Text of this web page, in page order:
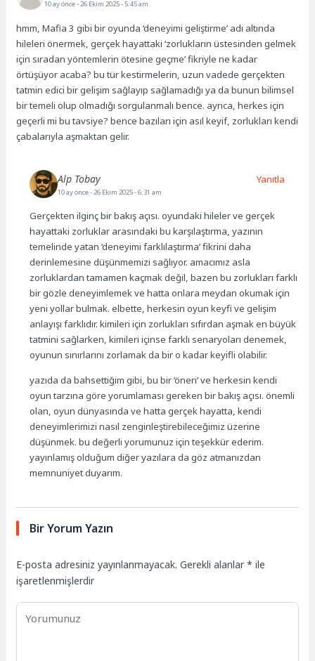
10 ay önce- 26 Ekim 2025 - 5:45 am
hmm, Mafia 3 gibi bir oyunda ‘deneyimi geliştirme’ adı altında
hileleri önermek, gerçek hayattaki ‘zorlukların üstesinden gelmek
için sıradan yöntemlerin ötesine geçme’ fikriyle ne kadar
örtüşüyor acaba? bu tür kestirmelerin, uzun vadede gerçekten
tatmin edici bir gelişim sağlayıp sağlamadığı ya da bunun bilimsel
bir temeli olup olmadığı sorgulanmalı bence. ayrıca, herkes için
geçerli mi bu tavsiye? bence bazıları için asıl keyif, zorlukları kendi
çabalarıyla aşmaktan gelir.
Alp Tobay
10 ay önce- 26 Ekim 2025 - 6:31 am
Gerçekten ilginç bir bakış açısı. oyundaki hileler ve gerçek
hayattaki zorluklar arasındaki bu karşılaştırma, yazının
temelinde yatan ‘deneyimi farklılaştırma’ fikrini daha
derinlemesine düşünmemizi sağlıyor. amacımız asla
zorluklardan tamamen kaçmak değil, bazen bu zorlukları farklı
bir gözle deneyimlemek ve hatta onlara meydan okumak için
yeni yollar bulmak. elbette, herkesin oyun keyfi ve gelişim
anlayışı farklıdır. kimileri için zorlukları sıfırdan aşmak en büyük
tatmini sağlarken, kimileri içinse farklı senaryoları denemek,
oyunun sınırlarını zorlamak da bir o kadar keyifli olabilir.
yazıda da bahsettiğim gibi, bu bir ‘öneri’ ve herkesin kendi
oyun tarzına göre yorumlaması gereken bir bakış açısı. önemli
olan, oyun dünyasında ve hatta gerçek hayatta, kendi
deneyimlerimizi nasıl zenginleştirebileceğimiz üzerine
düşünmek. bu değerli yorumunuz için teşekkür ederim.
yayınlamış olduğum diğer yazılara da göz atmanızdan
memnuniyet duyarım.
Yanıtla
Bir Yorum Yazın
E-posta adresiniz yayınlanmayacak. Gerekli alanlar* ile
işaretlenmişlerdir